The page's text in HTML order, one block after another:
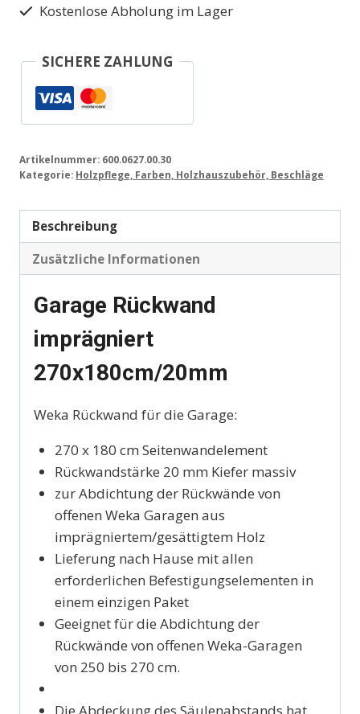
Kostenlose Abholung im Lager
SICHERE ZAHLUNG
Artikelnummer: 600.0627.00.30
Kategorie: Holzpflege, Farben, Holzhauszubehör, Beschläge
Beschreibung
Zusätzliche Informationen
Garage Rückwand
imprägniert
270x180cm/20mm
Weka Rückwand für die Garage:
270 x 180 cm Seitenwandelement
Rückwandstärke 20 mm Kiefer massiv
zur Abdichtung der Rückwände von
offenen Weka Garagen aus
imprägniertem/gesättigtem Holz
Lieferung nach Hause mit allen
erforderlichen Befestigungselementen in
einem einzigen Paket
Geeignet für die Abdichtung der
Rückwände von offenen Weka-Garagen
von 250 bis 270 cm.